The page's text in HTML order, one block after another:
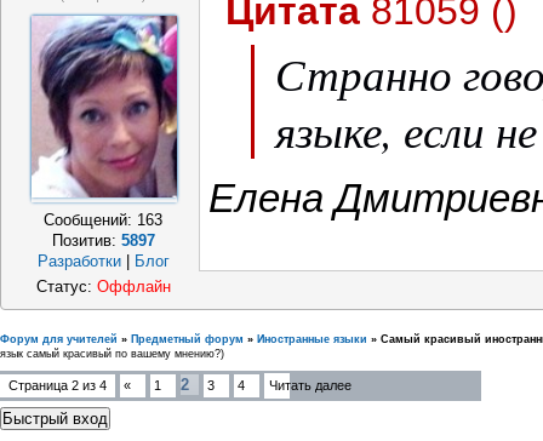
Сообщений: 163
Позитив: 5897
Разработки
Блог
Цитата 81059 ()
Странно
языке, если
Елена
Статус: Оффлайн
Форум для учителей » Предметный форум » Иностранные языки » Самый красивый
язык самый красивый по вашему мнению?)
Страница 2 из 4 « 1 2 3 4 Читать далее